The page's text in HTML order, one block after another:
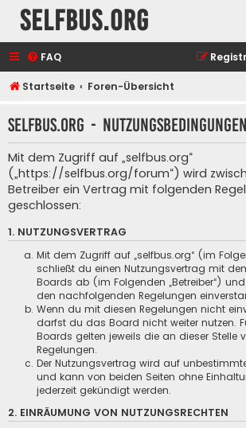
selfbus.org
FAQ
Startseite Foren-Übersicht
selfbus.org - Nutzungsbedingungen
Mit dem Zugriff auf „selfbus.org“
(„https://selfbus.org/forum“) wird
Betreiber ein Vertrag mit folgenden
geschlossen:
1. NUTZUNGSVERTRAG
Mit dem Zugriff auf „selfbus.org“ (im
schließt du einen Nutzungsvertrag mit
Boards ab (im Folgenden „Betreiber“)
den nachfolgenden Regelungen
Wenn du mit diesen Regelungen nicht
darfst du das Board nicht weiter nutzen.
Boards gelten jeweils die an dieser Stelle
Regelungen.
Der Nutzungsvertrag wird auf
und kann von beiden Seiten ohne
jederzeit gekündigt werden.
2. EINRÄUMUNG VON NUTZUNGSRECHTEN